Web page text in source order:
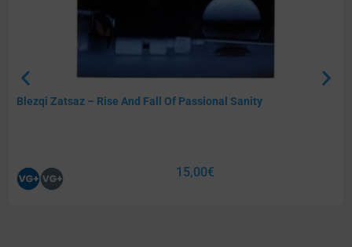
Blezqi Zatsaz – Rise And Fall Of Passional Sanity
15,00€